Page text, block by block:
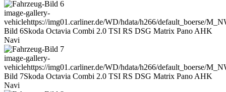
image-gallery-
vehiclehttps://img01.carliner.de/WD/hdata/h266/default_boerse/
Bild 6Skoda Octavia Combi 2.0 TSI RS DSG Matrix Pano AHK
Navi
image-gallery-
vehiclehttps://img01.carliner.de/WD/hdata/h266/default_boerse/
Bild 7Skoda Octavia Combi 2.0 TSI RS DSG Matrix Pano AHK
Navi